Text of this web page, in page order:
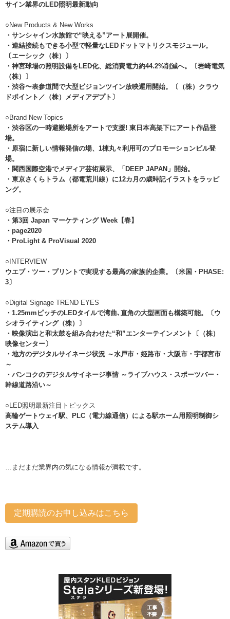
サイン業界のLED照明最新動向
○New Products & New Works
・サンシャイン水族館で“映える”アート展開催。
・連結接続もできる小型で軽量なLEDドットマトリクスモジュール。
〔エーシック（株）〕
・神宮球場の照明設備をLED化、総消費電力約44.2%削減へ。〔岩崎電気
（株）〕
・渋谷〜表参道間で大型ビジョンツイン放映運用開始。〔（株）クラウ
ドポイント／（株）メディアデプト〕
○Brand New Topics
・渋谷区の一時避難場所をアートで支援! 東日本高架下にアート作品登
場。
・原宿に新しい情報発信の場、1棟丸々利用可のプロモーションビル登
場。
・関西国際空港でメディア芸術展示、「DEEP JAPAN」開始。
・東京さくらトラム（都電荒川線）に12カ月の歳時記イラストをラッピ
ング。
○注目の展示会
・第3回 Japan マーケティング Week【春】
・page2020
・ProLight & ProVisual 2020
○INTERVIEW
ウエブ・ツー・プリントで実現する最高の家族的企業。〔米国・PHASE:
3〕
○Digital Signage TREND EYES
・1.25mmピッチのLEDタイルで湾曲､直角の大型画面も構築可能。〔ウ
シオライティング（株）〕
・映像演出と和太鼓を組み合わせた“和”エンターテインメント〔（株）
映像センター〕
・地方のデジタルサイネージ状況 ～水戸市・姫路市・大阪市・宇都宮市
～
・バンコクのデジタルサイネージ事情 ～ライブハウス・スポーツバー・
幹線道路沿い～
○ LED照明最新注目トピックス
高輪ゲートウェイ駅、PLC（電力線通信）による駅ホーム用照明制御シ
ステム導入
…まだまだ業界内の気になる情報が満載です。
定期購読のお申し込みはこちら